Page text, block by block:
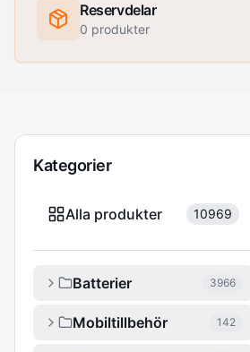
Reservdelar
0 produkter
Kategorier
Alla produkter 10969
Batterier 3966
Mobiltillbehör 142